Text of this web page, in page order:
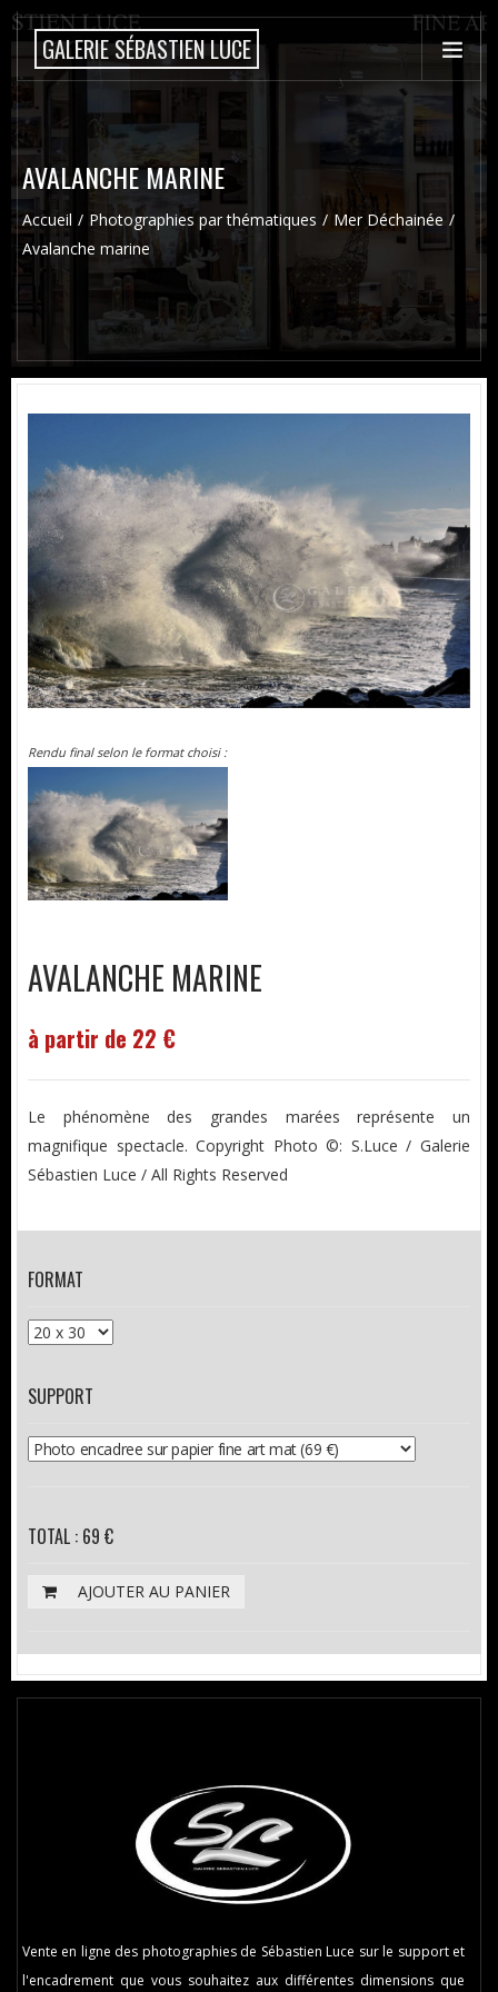
GALERIE SÉBASTIEN LUCE
AVALANCHE MARINE
Accueil Photographies par thématiques
Mer Déchainée
Avalanche marine
Rendu final selon le format choisi :
AVALANCHE MARINE
à partir de 22 €
Le phénomène des grandes marées représente un
magnifique spectacle. Copyright Photo ©: S.Luce / Galerie
Sébastien Luce / All Rights Reserved
FORMAT
SUPPORT
TOTAL : 69 €
AJOUTER AU PANIER
Vente en ligne des photographies de Sébastien Luce sur le support et
l'encadrement que vous souhaitez aux différentes dimensions que